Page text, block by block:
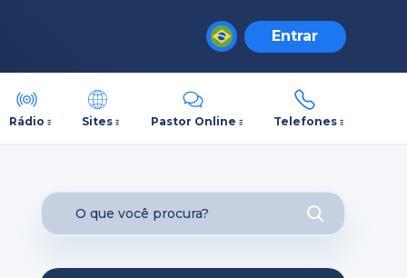
Entrar
Rádio Sites Pastor Online Telefones